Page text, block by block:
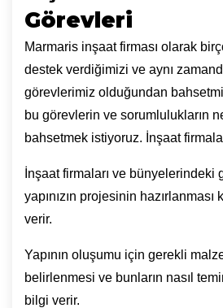
Görevleri
Marmaris inşaat firması olarak
destek verdiğimizi ve aynı
görevlerimiz olduğundan
bu görevlerin ve sorumlulukların
bahsetmek istiyoruz. İnşaat
İnşaat firmaları ve
yapınızın projesinin
verir.
Yapının oluşumu için gerekli
belirlenmesi ve bunların nasıl
bilgi verir.